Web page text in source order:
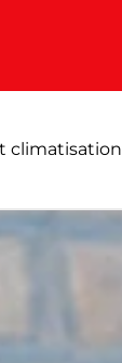
climatisation